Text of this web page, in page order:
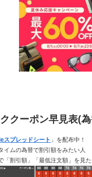
クーポン早見表(
スプレッドシート 」を配布中！
イムの為替で割引額をみたい人
「割引額」「最低注文額」を見た